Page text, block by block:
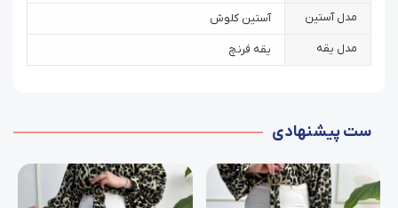
مدل آستین آستین کلوش
مدل یقه یقه فرنچ
ست پیشنهادی